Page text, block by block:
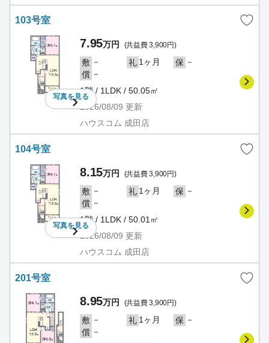
103号室
写真を見る
7.95万円 (共益費 3,900円)
敷 － 礼 1ヶ月 保 －
償 －
1階 / 1LDK / 50.05㎡
2026/08/09 更新
ハウスコム 成田店
104号室
写真を見る
8.15万円 (共益費 3,900円)
敷 － 礼 1ヶ月 保 －
償 －
1階 / 1LDK / 50.01㎡
2026/08/09 更新
ハウスコム 成田店
201号室
8.95万円 (共益費 3,900円)
敷 － 礼 1ヶ月 保 －
償 －